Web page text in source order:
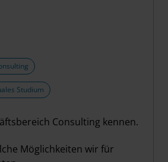
Studium
Consulting kennen.
Möglichkeiten wir für